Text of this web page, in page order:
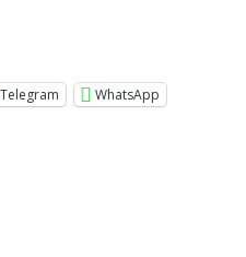
Telegram WhatsApp